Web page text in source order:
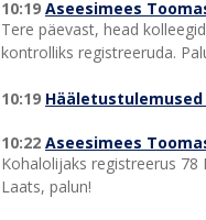
10:19 Aseesimees
Tere päevast, head
kontrolliks registreeruda.
10:19 Hääletustulemused
10:22 Aseesimees
Kohalolijaks registreerus 78
Laats, palun!